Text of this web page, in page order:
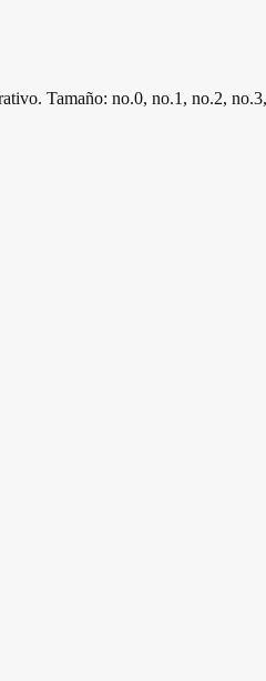
Tamaño: no.0, no.1, no.2,